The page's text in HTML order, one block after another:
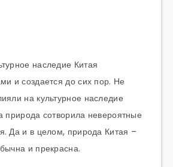
наследие Китая
и создается до сих пор. Не
на культурное наследие
природа сотворила невероятные
Да и в целом, природа Китая –
и прекрасна.